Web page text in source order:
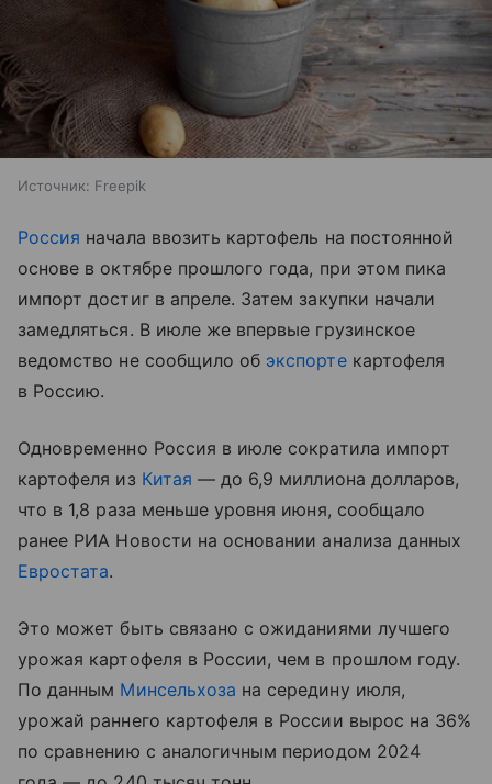
Источник: Freepik
Россия начала ввозить картофель на постоянной
основе в октябре прошлого года, при этом пика
импорт достиг в апреле. Затем закупки начали
замедляться. В июле же впервые грузинское
ведомство не сообщило об экспортекартофеля
в Россию.
Одновременно Россия в июле сократила импорт
картофеля из Китая — до 6,9 миллиона долларов,
что в 1,8 раза меньше уровня июня, сообщало
ранее РИА Новости на основании анализа данных
Евростата.
Это может быть связано с ожиданиями лучшего
урожая картофеля в России, чем в прошлом году.
По данным Минсельхоза на середину июля,
урожай раннего картофеля в России вырос на 36%
по сравнению с аналогичным периодом 2024